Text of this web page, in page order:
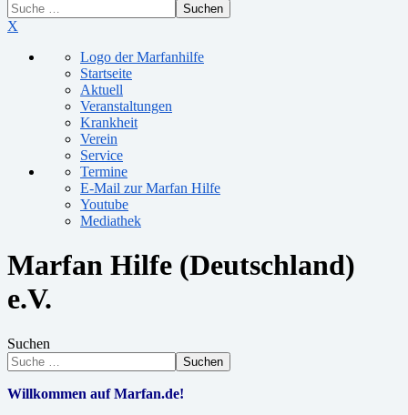
Suchen
X
Logo der Marfanhilfe
Startseite
Aktuell
Veranstaltungen
Krankheit
Verein
Service
Termine
E-Mail zur Marfan Hilfe
Youtube
Mediathek
Marfan Hilfe (Deutschland)
e.V.
Suchen
Suchen
Willkommen auf Marfan.de!